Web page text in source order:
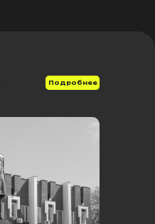
Подробнее